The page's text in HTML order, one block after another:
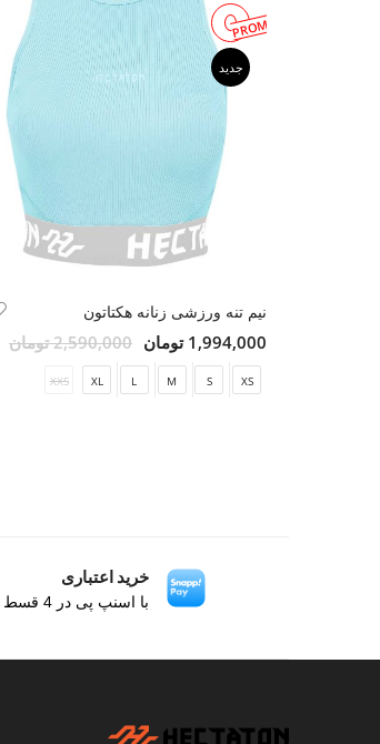
PROMOTION
جدید
نیم تنه ورزشی زنانه هکتاتون
1,994,000 تومان 2,590,000 تومان
XS
S
M
L
XL
XXS
خرید اعتباری
با اسنپ پی در 4 قسط پرداخت کن!